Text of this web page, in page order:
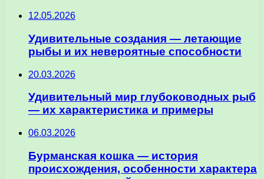
12.05.2026
Удивительные создания — летающие
рыбы и их невероятные способности
20.03.2026
Удивительный мир глубоководных рыб
— их характеристика и примеры
06.03.2026
Бурманская кошка — история
происхождения, особенности характера